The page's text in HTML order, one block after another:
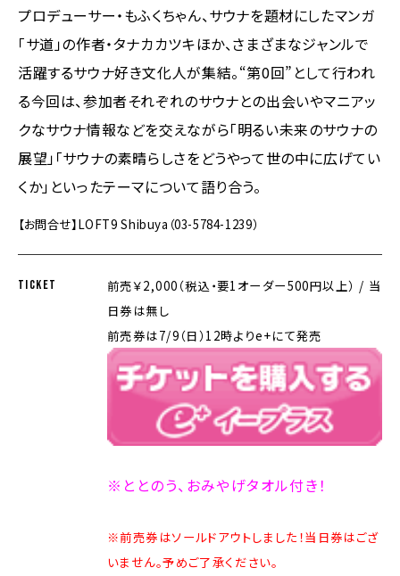
プロデューサー・もふくちゃん、サウナを題材にしたマンガ
「サ道」の作者・タナカカツキほか、さまざまなジャンルで
活躍するサウナ好き文化人が集結。“第0回”として行われ
る今回は、参加者それぞれのサウナとの出会いやマニアッ
クなサウナ情報などを交えながら「明るい未来のサウナの
展望」「サウナの素晴らしさをどうやって世の中に広げてい
くか」といったテーマについて語り合う。
【お問合せ】LOFT9 Shibuya（03-5784-1239）
TICKET
前売￥2,000（税込・要1オーダー500円以上） / 当
日券は無し
前売券は7/9（日）12時よりe+にて発売
※ととのう、おみやげタオル付き！
※前売券はソールドアウトしました！当日券はござ
いません。予めご了承ください。